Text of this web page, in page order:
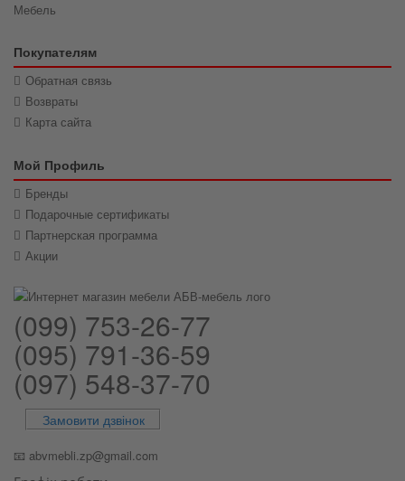
Мебель
Покупателям
Обратная связь
Возвраты
Карта сайта
Мой Профиль
Бренды
Подарочные сертификаты
Партнерская программа
Акции
(099) 753-26-77
(095) 791-36-59
(097) 548-37-70
Замовити дзвінок
📧 abvmebli.zp@gmail.com